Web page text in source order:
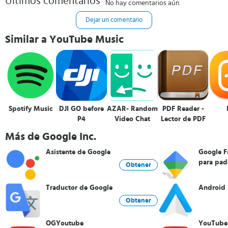
No hay comentarios aún
Dejar un comentario
Similar a YouTube Music
Spotify Music
DJI GO before
P4
AZAR- Random
Video Chat
PDF Reader -
Lector de PDF
Más de Google Inc.
Asistente de Google
Obtener
Traductor de Google
Obtener
OGYoutube
Google
para
Android
YouTube